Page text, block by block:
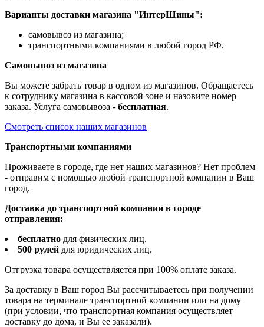
Варианты доставки магазина "ИнтерШины":
самовывоз из магазина;
транспортными компаниями в любой город РФ.
Самовывоз из магазина
Вы можете забрать товар в одном из магазинов. Обращаетесь
к сотруднику магазина в кассовой зоне и назовите номер
заказа. Услуга самовывоза - бесплатная.
Смотреть список наших магазинов
Транспортными компаниями
Проживаете в городе, где нет наших магазинов? Нет проблем
- отправим с помощью любой транспортной компании в Ваш
город.
Доставка до транспортной компании в городе
отправления:
бесплатно для физических лиц.
500 рулей для юридических лиц.
Отгрузка товара осуществляется при 100% оплате заказа.
За доставку в Ваш город Вы рассчитываетесь при получении
товара на терминале транспортной компании или на дому
(при условии, что транспортная компания осуществляет
доставку до дома, и Вы ее заказали).